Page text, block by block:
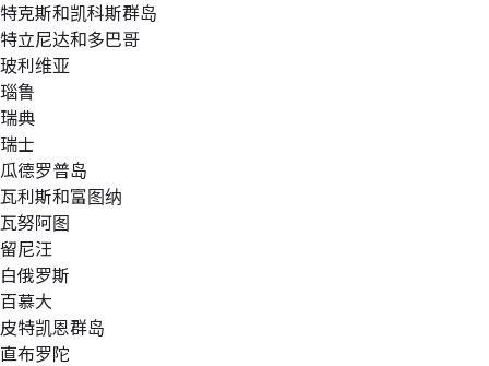
特克斯和凯科斯群岛
特立尼达和多巴哥
玻利维亚
瑙鲁
瑞典
瑞士
瓜德罗普岛
瓦利斯和富图纳
瓦努阿图
留尼汪
白俄罗斯
百慕大
皮特凯恩群岛
直布罗陀